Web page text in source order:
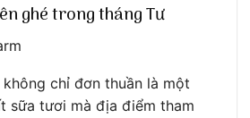
ghé trong tháng Tư
chỉ đơn thuần là một
sữa tươi mà địa điểm tham